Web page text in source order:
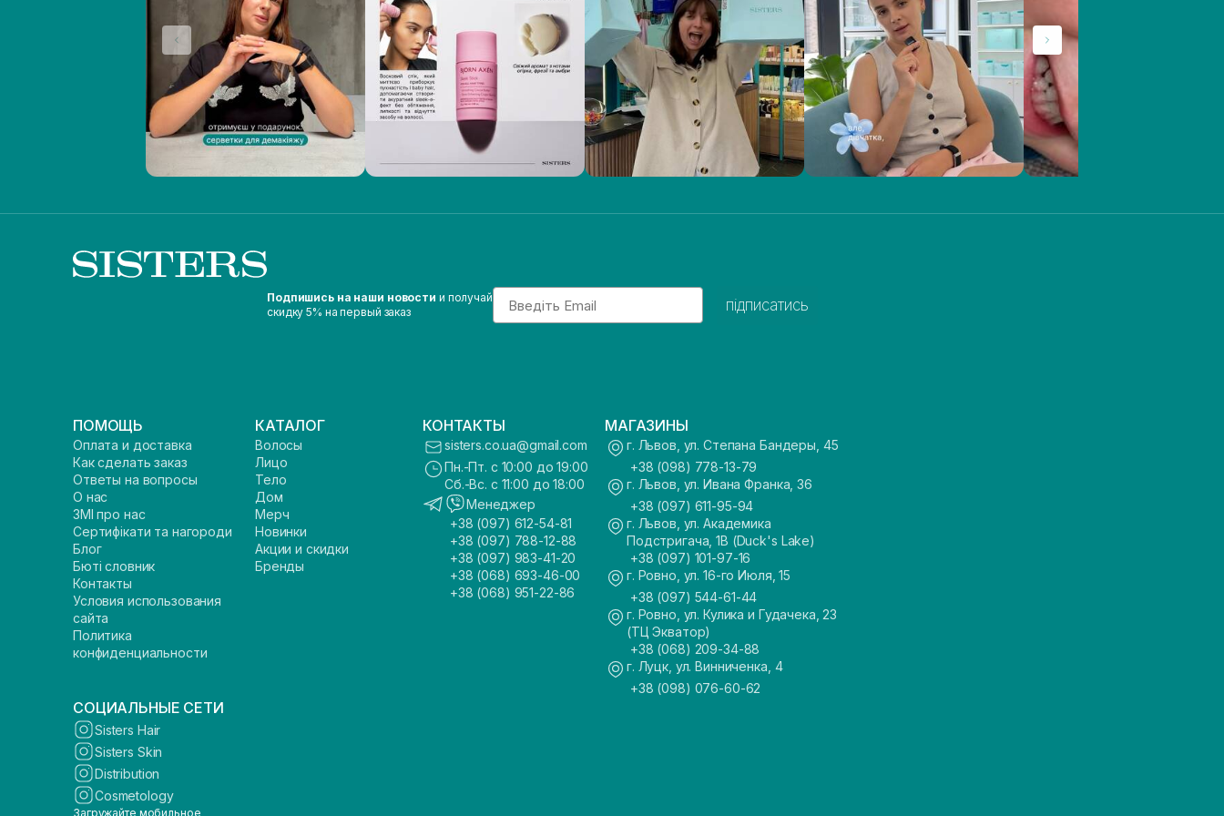
Подпишись на наши новости и получай
скидку 5% на первый заказ
Email
підписатись
ПОМОЩЬ
Оплата и доставка
Как сделать заказ
Ответы на вопросы
О нас
ЗМІ про нас
Сертифікати та нагороди
Блог
Бюті словник
Контакты
Условия использования
сайта
Политика
конфиденциальности
КАТАЛОГ
Волосы
Лицо
Тело
Дом
Мерч
Новинки
Акции и скидки
Бренды
КОНТАКТЫ
sisters.co.ua@gmail.com
Пн.-Пт. с 10:00 до 19:00
Сб.-Вс. с 11:00 до 18:00
Менеджер
+38 (097) 612-54-81
+38 (097) 788-12-88
+38 (097) 983-41-20
+38 (068) 693-46-00
+38 (068) 951-22-86
МАГАЗИНЫ
г. Львов, ул. Степана Бандеры, 45
+38 (098) 778-13-79
г. Львов, ул. Ивана Франка, 36
+38 (097) 611-95-94
г. Львов, ул. Академика
Подстригача, 1В (Duck's Lake)
+38 (097) 101-97-16
г. Ровно, ул. 16-го Июля, 15
+38 (097) 544-61-44
г. Ровно, ул. Кулика и Гудачека, 23
(ТЦ Экватор)
+38 (068) 209-34-88
г. Луцк, ул. Винниченка, 4
+38 (098) 076-60-62
СОЦИАЛЬНЫЕ СЕТИ
Sisters Hair
Sisters Skin
Distribution
Cosmetology
Загружайте мобильное